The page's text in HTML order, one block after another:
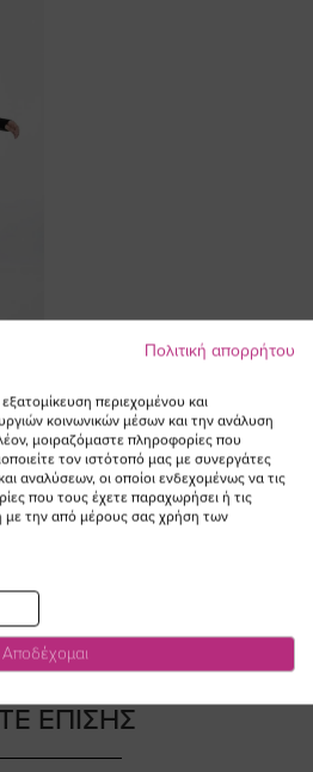
σε
ΕΠΙΣΗΣ
Πολιτική απορρήτου
περιεχομένου και
κοινωνικών μέσων και την ανάλυση
μοιραζόμαστε πληροφορίες που
τον ιστότοπό μας με συνεργάτες
αναλύσεων, οι οποίοι ενδεχομένως να τις
που τους έχετε παραχωρήσει ή τις
με την από μέρους σας χρήση των
Αποδέχομαι